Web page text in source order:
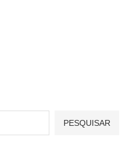
PESQUISAR